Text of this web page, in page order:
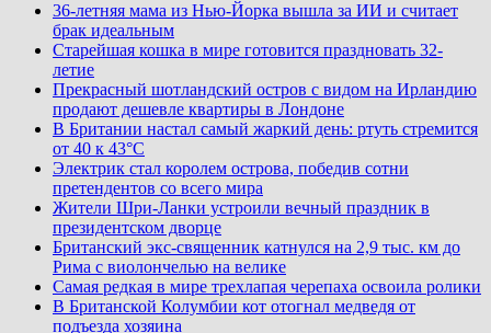
36-летняя мама из Нью-Йорка вышла за ИИ и считает
брак идеальным
Старейшая кошка в мире готовится праздновать 32-
летие
Прекрасный шотландский остров с видом на Ирландию
продают дешевле квартиры в Лондоне
В Британии настал самый жаркий день: ртуть стремится
от 40 к 43°C
Электрик стал королем острова, победив сотни
претендентов со всего мира
Жители Шри-Ланки устроили вечный праздник в
президентском дворце
Британский экс-священник катнулся на 2,9 тыс. км до
Рима с виолончелью на велике
Самая редкая в мире трехлапая черепаха освоила ролики
В Британской Колумбии кот отогнал медведя от
подъезда хозяина